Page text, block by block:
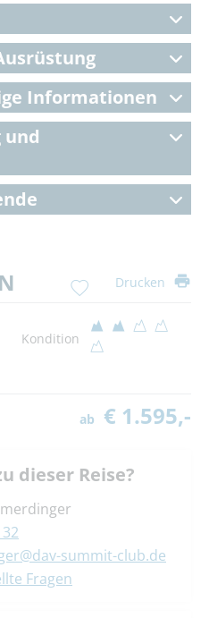
Informationen
und
Drucken
Kondition
ab € 1.595,-
dieser Reise?
summit-club.de
Fragen